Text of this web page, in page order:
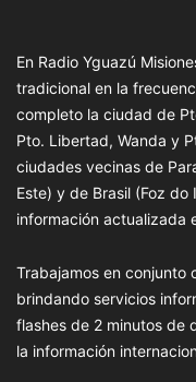
En Radio Yguazú
tradicional en la
completo la ciudad de
Pto. Libertad, Wanda y
ciudades vecinas de
Este) y de Brasil (Foz
información actualizada
Trabajamos en conjunto
brindando servicios
flashes de 2 minutos de
la información